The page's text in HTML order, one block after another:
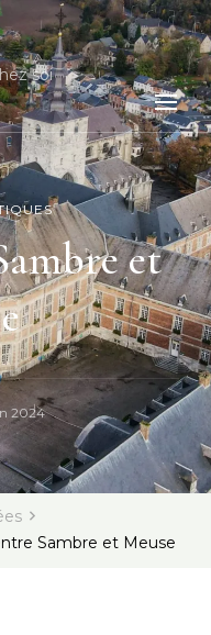
soi
et
2024
Sambre et Meuse